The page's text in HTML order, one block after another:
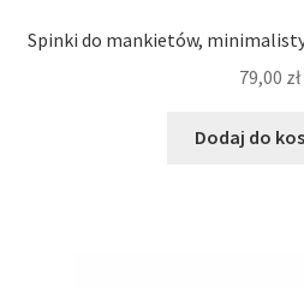
Spinki do mankietów,
79,00 zł
Dodaj do